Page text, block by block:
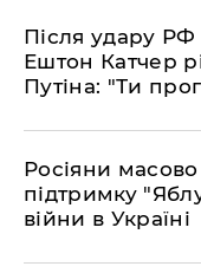
Після удару РФ
Ештон Катчер
Путіна: "Ти
Росіяни
підтримку
війни в Україні